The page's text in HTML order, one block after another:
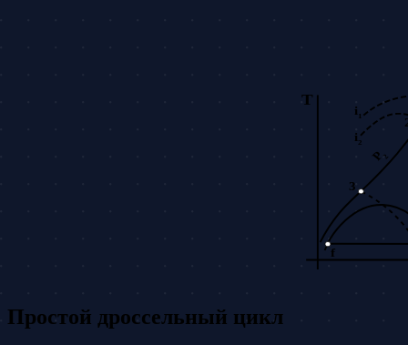
Простой дроссельный цикл